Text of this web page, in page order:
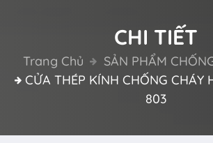
CHI TIẾT
Trang Chủ
SẢN PHẨM
CỬA THÉP KÍNH CHỐNG CHÁY
803